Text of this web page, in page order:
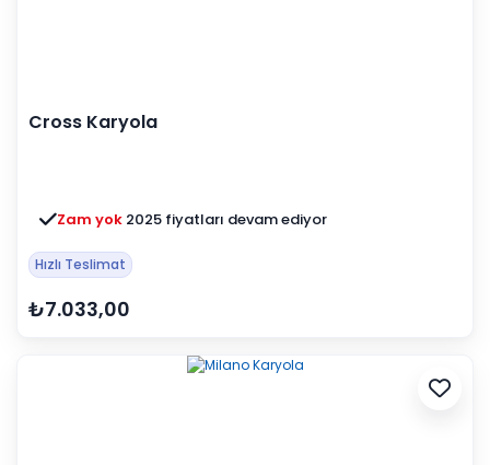
Cross Karyola
Zam yok 2025 fiyatları devam ediyor
Hızlı Teslimat
₺7.033,00